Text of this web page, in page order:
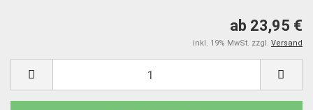
ab 23,95 €
inkl. 19% MwSt. zzgl. Versand